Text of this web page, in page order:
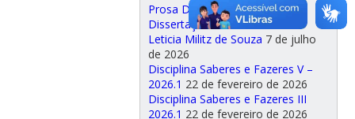
Prosa Divulga – Defesa de
Dissertação de Mestrado de
Leticia Militz de Souza 7 de julho
de 2026
Disciplina Saberes e Fazeres V –
2026.1 22 de fevereiro de 2026
Disciplina Saberes e Fazeres III
2026.1 22 de fevereiro de 2026